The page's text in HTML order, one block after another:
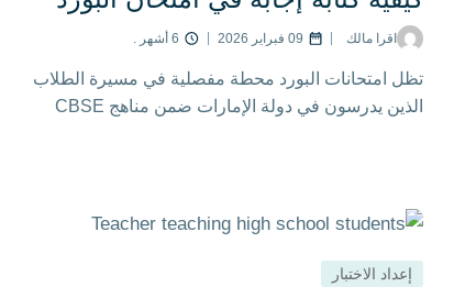
لا تزال المملكة المتحدة واحدة من أكثر الوجهات
المعترف بها عالميًا، وبرامجها الأكاديمية المتنوعة،
وفرصها المهنية الممتازة آلاف المتقدمين كل عام.
استيفاء متطلبات التأشيرة ومتطلبات القبول
اقرا مالك 09 فبراير 2026 6 أشهر .
تظل امتحانات البورد محطة مفصلية في مسيرة الطلاب
الذين يدرسون في دولة الإمارات ضمن مناهج CBSE
إعداد الاختبار